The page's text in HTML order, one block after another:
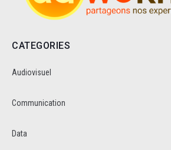
CATEGORIES
Audiovisuel
Communication
Data